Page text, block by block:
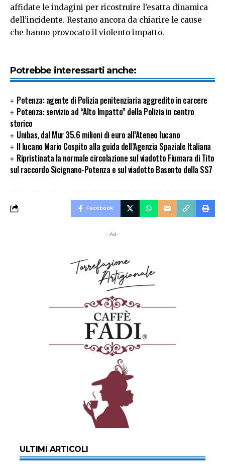
affidate le indagini per ricostruire l’esatta dinamica
dell’incidente. Restano ancora da chiarire le cause
che hanno provocato il violento impatto.
Potrebbe interessarti anche:
Potenza: agente di Polizia penitenziaria aggredito in carcere
Potenza: servizio ad “Alto Impatto” della Polizia in centro
storico
Unibas, dal Mur 35.6 milioni di euro all’Ateneo lucano
Il lucano Mario Cospito alla guida dell’Agenzia Spaziale Italiana
Ripristinata la normale circolazione sul viadotto Fiumara di Tito
sul raccordo Sicignano-Potenza e sul viadotto Basento della SS7
Facebook
- Ad -
ULTIMI ARTICOLI